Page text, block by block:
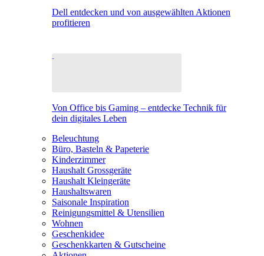
Dell entdecken und von ausgewählten Aktionen
profitieren
Von Office bis Gaming – entdecke Technik für
dein digitales Leben
Beleuchtung
Büro, Basteln & Papeterie
Kinderzimmer
Haushalt Grossgeräte
Haushalt Kleingeräte
Haushaltswaren
Saisonale Inspiration
Reinigungsmittel & Utensilien
Wohnen
Geschenkidee
Geschenkkarten & Gutscheine